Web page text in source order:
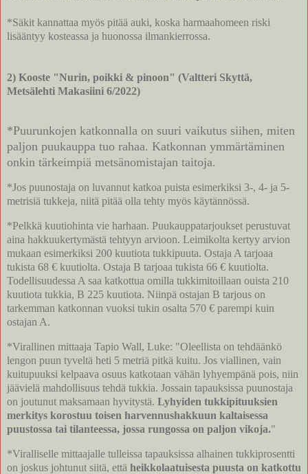
*Säkit kannattaa myös pitää auki, koska harmaahomeen riski
lisääntyy kosteassa ja huonossa ilmankierrossa.
2) Kooste "Nurin, poikki & pinoon" (Valtteri Skyttä,
Metsälehti Makasiini 6/2022)
*Puurunkojen katkonnalla on suuri vaikutus siihen, miten
paljon puukauppa tuo rahaa. Katkonnan ymmärtäminen
onkin tärkeimpiä metsänomistajan taitoja.
*Jos puunostaja on luvannut katkoa puista esimerkiksi 3-, 4- ja 5-
metrisiä tukkeja, niitä pitää olla tehty myös käytännössä.
*Pelkkä kuutiohinta vie harhaan. Puukauppatarjoukset perustuvat
aina hakkuukertymästä tehtyyn arvioon. Leimikolta kertyy arvion
mukaan esimerkiksi 200 kuutiota tukkipuuta. Ostaja A tarjoaa
tukista 68 € kuutiolta. Ostaja B tarjoaa tukista 66 € kuutiolta.
Todellisuudessa A saa katkottua omilla tukkimitoillaan ouista 210
kuutiota tukkia, B 225 kuutiota. Niinpä ostajan B tarjous on
tarkemman katkonnan vuoksi tukin osalta 570 € parempi kuin
ostajan A.
*Virallinen mittaaja Tapio Wall, Luke: "Oleellista on tehdäänkö
lengon puun tyveltä heti 5 metriä pitkä kuitu. Jos viallinen, vain
kuitupuuksi kelpaava osuus katkotaan vähän lyhyempänä pois, niin
jäävielä mahdollisuus tehdä tukkia. Jossain tapauksissa puunostaja
on joutunut maksamaan hyvitystä. Lyhyiden tukkipituuksien
merkitys korostuu toisen harvennushakkuun kaltaisessa
puustossa tai tilanteessa, jossa rungossa on paljon vikoja."
*Viralliselle mittaajalle tulleissa tapauksissa alhainen tukkiprosentti
on joskus johtunut siitä, että heikkolaatuisesta puusta on katkottu